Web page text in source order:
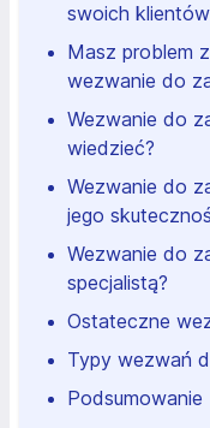
swoich klientów
Masz problem
wezwanie do
Wezwanie do
wiedzieć?
Wezwanie do
jego
Wezwanie do
specjalistą?
Ostateczne
Typy wezwań
Podsumowanie